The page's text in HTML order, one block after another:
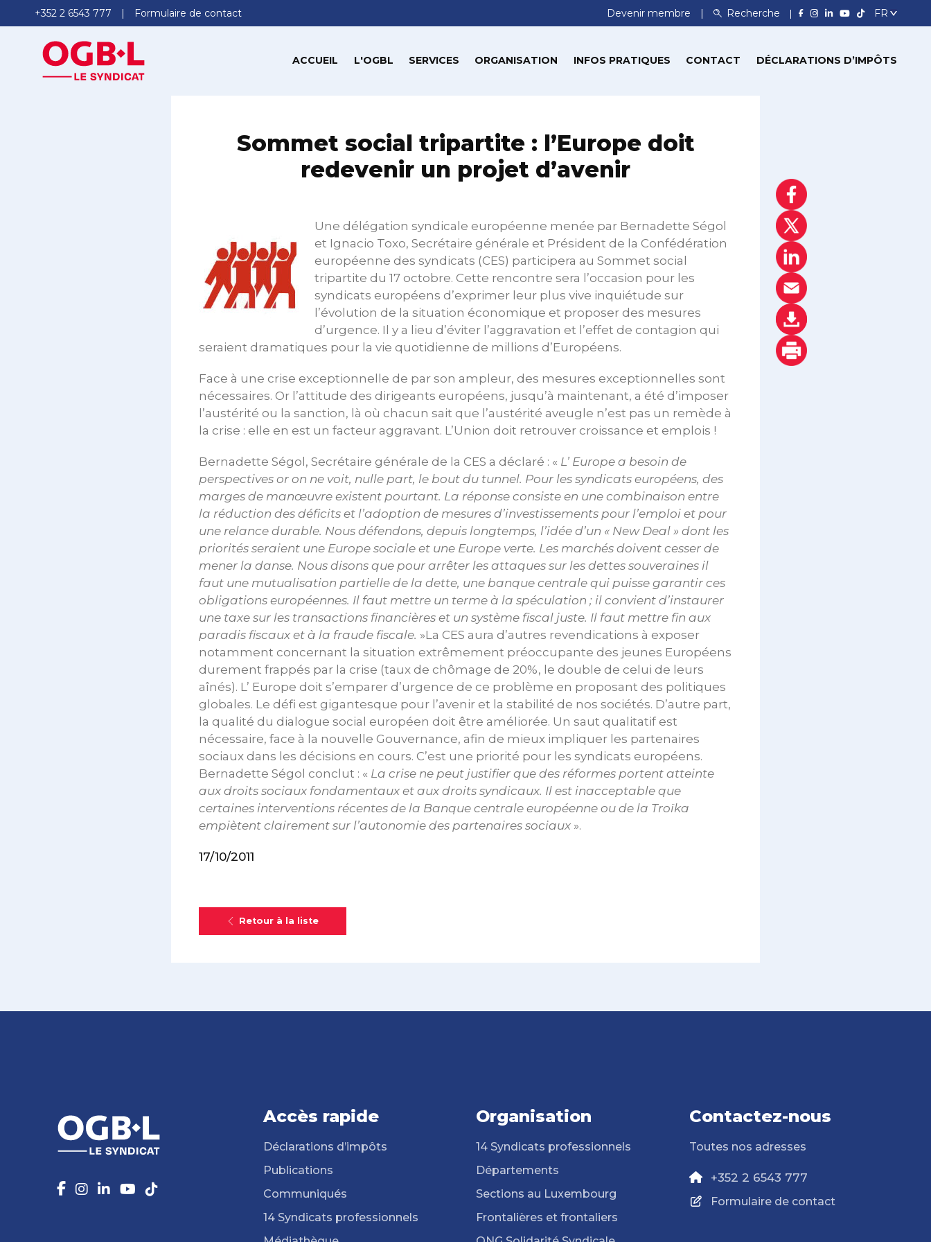
+352 2 6543 777 Formulaire de contact Devenir membre Recherche
ACCUEIL L'OGBL SERVICES ORGANISATION INFOS PRATIQUES CONTACT DÉCLARATIONS D’IMPÔTS
Sommet social tripartite : l’Europe doit
redevenir un projet d’avenir
Une délégation syndicale européenne menée par Bernadette Ségol
et Ignacio Toxo, Secrétaire générale et Président de la Confédération
européenne des syndicats (CES) participera au Sommet social
tripartite du 17 octobre. Cette rencontre sera l’occasion pour les
syndicats européens d’exprimer leur plus vive inquiétude sur
l’évolution de la situation économique et proposer des mesures
d’urgence. Il y a lieu d’éviter l’aggravation et l’effet de contagion qui
seraient dramatiques pour la vie quotidienne de millions d’Européens.
Face à une crise exceptionnelle de par son ampleur, des mesures exceptionnelles sont
nécessaires. Or l’attitude des dirigeants européens, jusqu’à maintenant, a été d’imposer
l’austérité ou la sanction, là où chacun sait que l’austérité aveugle n’est pas un remède à
la crise : elle en est un facteur aggravant. L’Union doit retrouver croissance et emplois !
Bernadette Ségol, Secrétaire générale de la CES a déclaré : « L’ Europe a besoin de
perspectives or on ne voit, nulle part, le bout du tunnel. Pour les syndicats européens, des
marges de manœuvre existent pourtant. La réponse consiste en une combinaison entre
la réduction des déficits et l’adoption de mesures d’investissements pour l’emploi et pour
une relance durable. Nous défendons, depuis longtemps, l’idée d’un « New Deal » dont les
priorités seraient une Europe sociale et une Europe verte. Les marchés doivent cesser de
mener la danse. Nous disons que pour arrêter les attaques sur les dettes souveraines il
faut une mutualisation partielle de la dette, une banque centrale qui puisse garantir ces
obligations européennes. Il faut mettre un terme à la spéculation ; il convient d’instaurer
une taxe sur les transactions financières et un système fiscal juste. Il faut mettre fin aux
paradis fiscaux et à la fraude fiscale. »La CES aura d’autres revendications à exposer
notamment concernant la situation extrêmement préoccupante des jeunes Européens
durement frappés par la crise (taux de chômage de 20%, le double de celui de leurs
aînés). L’ Europe doit s’emparer d’urgence de ce problème en proposant des politiques
globales. Le défi est gigantesque pour l’avenir et la stabilité de nos sociétés. D’autre part,
la qualité du dialogue social européen doit être améliorée. Un saut qualitatif est
nécessaire, face à la nouvelle Gouvernance, afin de mieux impliquer les partenaires
sociaux dans les décisions en cours. C’est une priorité pour les syndicats européens.
Bernadette Ségol conclut : « La crise ne peut justifier que des réformes portent atteinte
aux droits sociaux fondamentaux et aux droits syndicaux. Il est inacceptable que
certaines interventions récentes de la Banque centrale européenne ou de la Troïka
empiètent clairement sur l’autonomie des partenaires sociaux ».
17/10/2011
Retour à la liste
Accès rapide
Déclarations d’impôts
Publications
Communiqués
14 Syndicats professionnels
Organisation
14 Syndicats professionnels
Départements
Sections au Luxembourg
Frontalières et frontaliers
Contactez-nous
Toutes nos adresses
+352 2 6543 777
Formulaire de contact